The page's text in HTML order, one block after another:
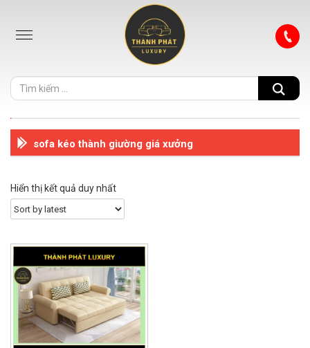
sofa kéo thành giường giá xưởng
Hiển thị kết quả duy nhất